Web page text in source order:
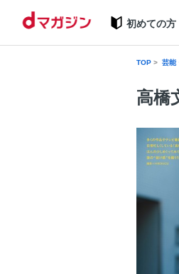
初めての方
TOP 芸能
高橋